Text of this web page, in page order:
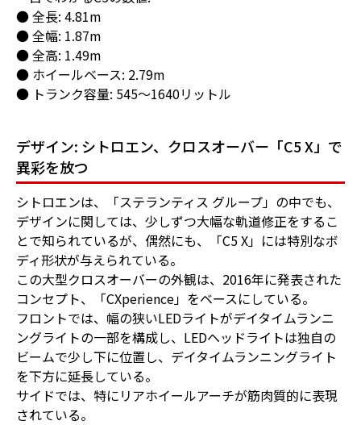
● 全長: 4.81m
● 全幅: 1.87m
● 全高: 1.49m
● ホイールベース: 2.79m
● トランク容量: 545～1640リットル
デザイン: シトロエン、クロスオーバー「C5 X」で
異彩を放つ
シトロエンは、「ステランティス グループ」の中でも、
デザインに関しては、少しずつ大幅な軌道修正をするこ
とで知られているが、偶然にも、「C5 X」には特別なボ
ディ形状が与えられている。
この大型クロスオーバーの外観は、2016年に発表された
コンセプト、「CXperience」をベースにしている。
フロントでは、幅の狭いLEDライトがデイタイムランニ
ングライトの一部を構成し、LEDヘッドライトは独自の
ビームで少し下に位置し、デイタイムランニングライト
を下方に延長している。
サイドでは、特にリアホイールアーチが筋肉質的に表現
されている。